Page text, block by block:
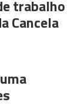
trabalho
Cancela